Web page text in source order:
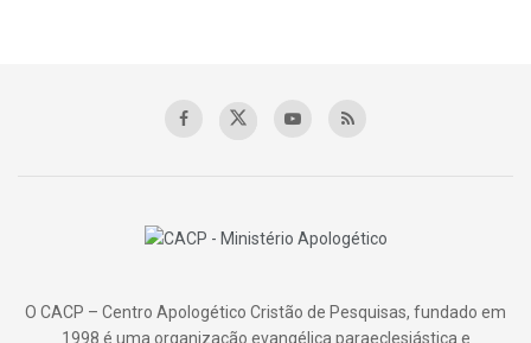
O CACP – Centro Apologético Cristão de Pesquisas, fundado em
1998 é uma organização evangélica paraeclesiástica e